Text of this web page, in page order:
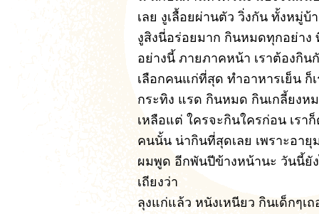
เลย งูเลื้อยผ่านตัว วิ่งกัน ทั้งหมู่
งูสิงนี่อร่อยมาก กินหมดทุกอย่า
อย่างนี้ ภายภาคหน้า เราต้องกิ
เลือกคนแก่ที่สุด ทำอาหารเย็น ก็
กระทิง แรด กินหมด กินเกลี้ยง
เหลือแต่ ใครจะกินใครก่อน เร
คนนั้น น่ากินที่สุดเลย เพราะอา
ผมพูด อีกพันปีข้างหน้านะ วันนี้ยั
เถียงว่า
ลุงแก่แล้ว หนังเหนียว กินเด็กๆเ